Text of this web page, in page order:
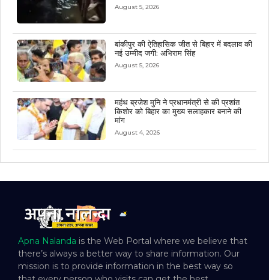
August 5, 2026
बांकीपुर की ऐतिहासिक जीत से बिहार में बदलाव की
नई उम्मीद जगी: अभिराम सिंह
August 5, 2026
महंथ ब्रजेश मुनि ने प्रधानमंत्री से की प्रशांत
किशोर को बिहार का मुख्य सलाहकार बनाने की
मांग
August 4, 2026
Apna Nalanda is the Web Portal where we believe that
there’s always a better way to share information. Our
mission is to provide information in the best way so